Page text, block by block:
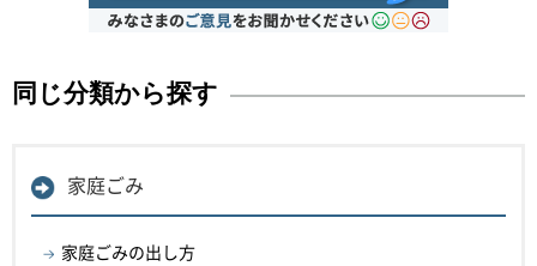
同じ分類から探す
家庭ごみ
家庭ごみの出し方